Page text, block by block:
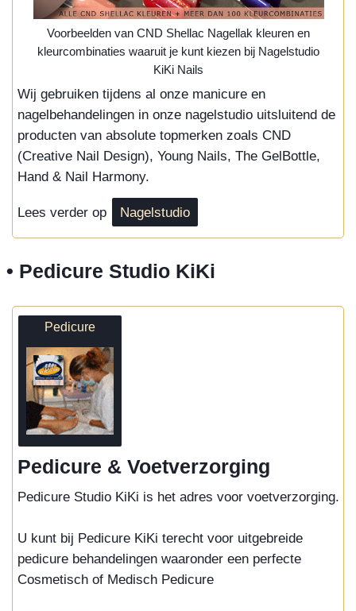
Voorbeelden van CND Shellac Nagellak kleuren en
kleurcombinaties waaruit je kunt kiezen bij Nagelstudio
KiKi Nails
Wij gebruiken tijdens al onze manicure en
nagelbehandelingen in onze nagelstudio uitsluitend de
producten van absolute topmerken zoals CND
(Creative Nail Design), Young Nails, The GelBottle,
Hand & Nail Harmony.
Lees verder op Nagelstudio
• Pedicure Studio KiKi
Pedicure
Pedicure & Voetverzorging
Pedicure Studio KiKi is het adres voor voetverzorging.
U kunt bij Pedicure KiKi terecht voor uitgebreide
pedicure behandelingen waaronder een perfecte
Cosmetisch of Medisch Pedicure